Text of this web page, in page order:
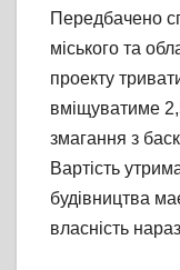
Передбачено
міського та
проекту
вміщуватиме
змагання з
Вартість
будівництва
власність